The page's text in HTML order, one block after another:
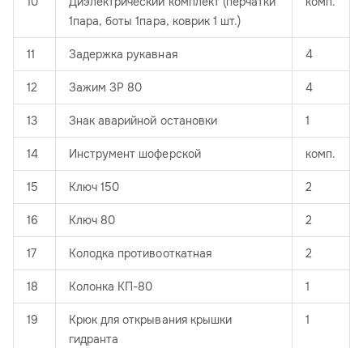
1пара, боты 1пара, коврик 1 шт.)
11 Задержка рукавная 4
12 Зажим ЗР 80 4
13 Знак аварийной остановки 1
14 Инструмент шоферской комп.
15 Ключ 150 2
16 Ключ 80 2
17 Колодка противооткатная 2
18 Колонка КП-80 1
19
Крюк для открывания крышки
гидранта
1